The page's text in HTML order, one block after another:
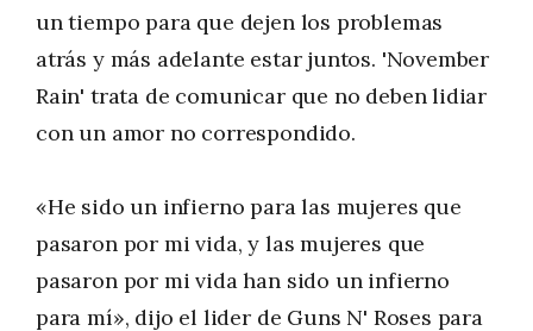
un tiempo para que dejen los problemas
atrás y más adelante estar juntos. 'November
Rain' trata de comunicar que no deben lidiar
con un amor no correspondido.
«He sido un infierno para las mujeres que
pasaron por mi vida, y las mujeres que
pasaron por mi vida han sido un infierno
para mí», dijo el lider de Guns N' Roses para